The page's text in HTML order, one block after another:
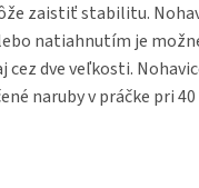
zaistiť stabilitu.
natiahnutím je
cez dve veľkosti.
naruby v práčke pri